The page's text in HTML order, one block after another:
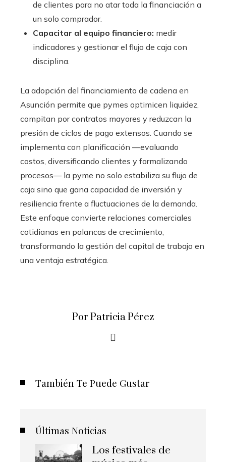
de clientes para no atar toda la financiación a
un solo comprador.
Capacitar al equipo financiero: medir
indicadores y gestionar el flujo de caja con
disciplina.
La adopción del financiamiento de cadena en
Asunción permite que pymes optimicen liquidez,
compitan por contratos mayores y reduzcan la
presión de ciclos de pago extensos. Cuando se
implementa con planificación —evaluando
costos, diversificando clientes y formalizando
procesos— la pyme no solo estabiliza su flujo de
caja sino que gana capacidad de inversión y
resiliencia frente a fluctuaciones de la demanda.
Este enfoque convierte relaciones comerciales
cotidianas en palancas de crecimiento,
transformando la gestión del capital de trabajo en
una ventaja estratégica.
Por Patricia Pérez
También Te Puede Gustar
Últimas Noticias
Los festivales de